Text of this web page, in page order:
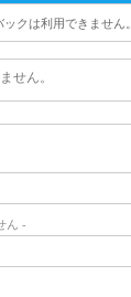
ックは利用できません。
せん。
ん -